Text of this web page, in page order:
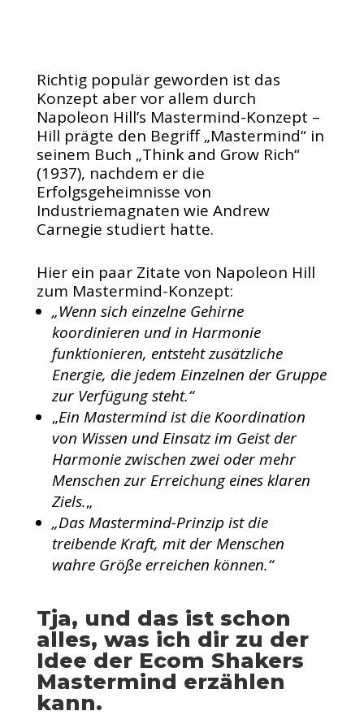
Richtig populär geworden ist das
Konzept aber vor allem durch
Napoleon Hill’s Mastermind-Konzept –
Hill prägte den Begriff „Mastermind“ in
seinem Buch „Think and Grow Rich“
(1937), nachdem er die
Erfolgsgeheimnisse von
Industriemagnaten wie Andrew
Carnegie studiert hatte.
Hier ein paar Zitate von Napoleon Hill
zum Mastermind-Konzept:
„Wenn sich einzelne Gehirne
koordinieren und in Harmonie
funktionieren, entsteht zusätzliche
Energie, die jedem Einzelnen der Gruppe
zur Verfügung steht.“
„Ein Mastermind ist die Koordination
von Wissen und Einsatz im Geist der
Harmonie zwischen zwei oder mehr
Menschen zur Erreichung eines klaren
Ziels.„
„Das Mastermind-Prinzip ist die
treibende Kraft, mit der Menschen
wahre Größe erreichen können.“
Tja, und das ist schon
alles, was ich dir zu der
Idee der Ecom Shakers
Mastermind erzählen
kann.